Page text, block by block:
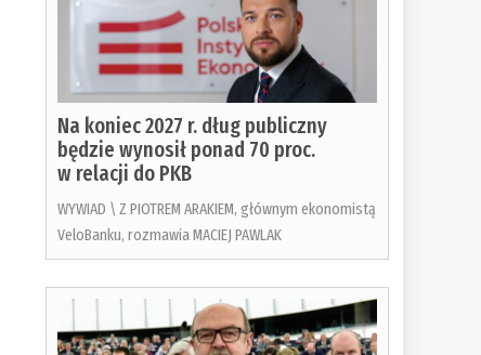
Na koniec 2027 r. dług publiczny
będzie wynosił ponad 70 proc.
w relacji do PKB
WYWIAD \ Z PIOTREM ARAKIEM, głównym ekonomistą
VeloBanku, rozmawia MACIEJ PAWLAK